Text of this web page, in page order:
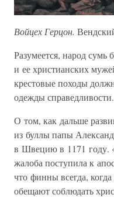
Войцех Герцон.
Разумеется, народ
и ее христианских
крестовые походы
одежды
О том, как дальше
из буллы папы
в Швецию в 1171 году.
жалоба поступила к
что финны всегда,
обещают соблюдать